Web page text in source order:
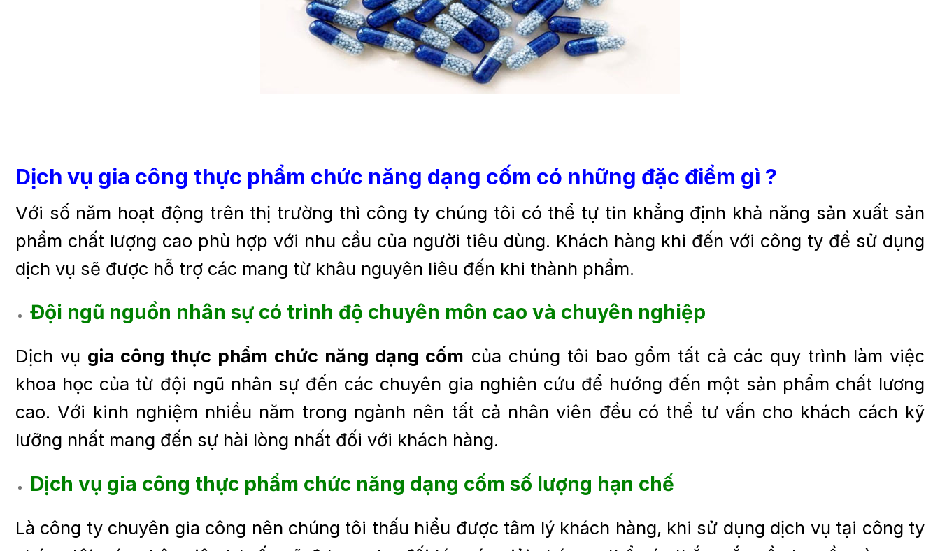
Dịch vụ gia công thực phẩm chức năng dạng cốm có những đặc điểm gì ?
Với số năm hoạt động trên thị trường thì công ty chúng tôi có thể tự tin khẳng định khả năng sản xuất sản
phẩm chất lượng cao phù hợp với nhu cầu của người tiêu dùng. Khách hàng khi đến với công ty để sử dụng
dịch vụ sẽ được hỗ trợ các mang từ khâu nguyên liêu đến khi thành phẩm.
Đội ngũ nguồn nhân sự có trình độ chuyên môn cao và chuyên nghiệp
Dịch vụ gia công thực phẩm chức năng dạng cốm của chúng tôi bao gồm tất cả các quy trình làm việc
khoa học của từ đội ngũ nhân sự đến các chuyên gia nghiên cứu để hướng đến một sản phẩm chất lương
cao. Với kinh nghiệm nhiều năm trong ngành nên tất cả nhân viên đều có thể tư vấn cho khách cách kỹ
lưỡng nhất mang đến sự hài lòng nhất đối với khách hàng.
Dịch vụ gia công thực phẩm chức năng dạng cốm số lượng hạn chế
Là công ty chuyên gia công nên chúng tôi thấu hiểu được tâm lý khách hàng, khi sử dụng dịch vụ tại công ty